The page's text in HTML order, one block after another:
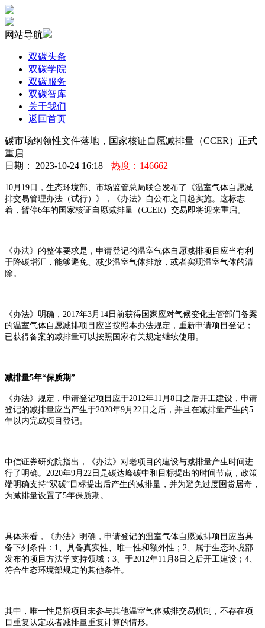
网站导航
双碳头条
双碳学院
双碳服务
双碳智库
关于我们
返回首页
碳市场纲领性文件落地，国家核证自愿减排量（CCER）正式
重启
日期： 2023-10-24 16:18
热度：146662
10月19日，生态环境部、市场监管总局联合发布了《温室气体自愿减
排交易管理办法（试行）》，《办法》自公布之日起实施。这标志
着，暂停6年的国家核证自愿减排量（CCER）交易即将迎来重启。
《办法》的整体要求是，申请登记的温室气体自愿减排项目应当有利
于降碳增汇，能够避免、减少温室气体排放，或者实现温室气体的清
除。
《办法》明确， 2017年3月14日前获得国家应对气候变化主管部门备案
的温室气体自愿减排项目应当按照本办法规定，重新申请项目登记；
已获得备案的减排量可以按照国家有关规定继续使用。
减排量5年“保质期”
《办法》规定，申请登记项目应于2012年11月8日之后开工建设，申请
登记的减排量应当产生于2020年9月22日之后，并且在减排量产生的5
年以内完成项目登记。
中信证券研究院指出，《办法》对老项目的建设与减排量产生时间进
行了明确。 2020年9月22日是碳达峰碳中和目标提出的时间节点，政策
端明确支持“双碳”目标提出后产生的减排量，并为避免过度囤货居奇，
为减排量设置了5年保质期。
具体来看，《办法》明确，申请登记的温室气体自愿减排项目应当具
备下列条件： 1、具备真实性、唯一性和额外性；2、属于生态环境部
发布的项目方法学支持领域；3、于2012年11月8日之后开工建设；4、
符合生态环境部规定的其他条件。
其中，唯一性是指项目未参与其他温室气体减排交易机制，不存在项
目重复认定或者减排量重复计算的情形。